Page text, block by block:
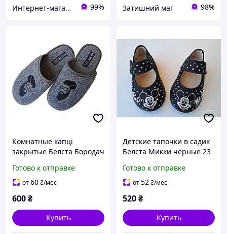
Интернет-магазин "ELEGRANTIK" 99% Затишний маг 98%
Комнатные капці
закрытые Белста Бородач
Готово к отправке
от60₴/мес
600₴
Купить
Детские тапочки в садик
Белста Микки черные 23
Готово к отправке
от52₴/мес
520₴
Купить